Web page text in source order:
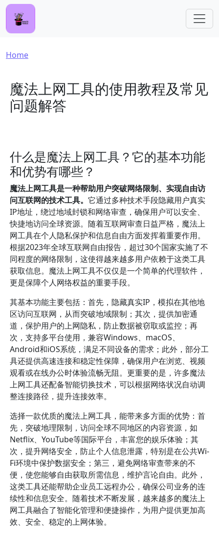
Skip to main content
Breadcrumb
Home
魔法上网工具的使用教程及常见
问题解答
什么是魔法上网工具？它的基本功能
和优势有哪些？
魔法上网工具是一种帮助用户突破网络限制、实现自由访
问互联网的技术工具。 它通过多种技术手段隐藏用户真实
IP地址，绕过地域封锁和网络审查，确保用户可以安全、
快捷地访问全球资源。随着互联网审查日益严格，魔法上
网工具在个人隐私保护和信息自由方面发挥着重要作用。
根据2023年全球互联网自由报告，超过30个国家实施了不
同程度的网络限制，这使得越来越多用户依赖于这类工具
获取信息。魔法上网工具不仅仅是一个简单的代理软件，
更是保障个人网络权益的重要手段。
其基本功能主要包括：首先，隐藏真实IP，模拟在其他地
区访问互联网，从而突破地域限制；其次，提供加密通
道，保护用户的上网隐私，防止数据被窃取或监控；再
次，支持多平台使用，兼容Windows、macOS、
Android和iOS系统，满足不同设备的需求；此外，部分工
具还提供高速连接和稳定性保障，确保用户在浏览、视频
观看或在线办公时体验流畅无阻。更重要的是，许多魔法
上网工具还配备智能切换技术，可以根据网络状况自动调
整连接路径，提升连接效率。
选择一款优质的魔法上网工具，能带来多方面的优势：首
先，突破地理限制，访问全球不同地区的内容资源，如
Netflix、YouTube等国际平台，丰富您的娱乐体验；其
次，提升网络安全，防止个人信息泄露，特别是在公共Wi-
Fi环境中保护数据安全；第三，避免网络审查带来的不
便，使您能够自由获取所需信息，维护言论自由。此外，
这类工具还能帮助企业员工远程办公，确保公司业务的连
续性和信息安全。随着技术不断发展，越来越多的魔法上
网工具融合了智能化管理和便捷操作，为用户提供更加高
效、安全、稳定的上网体验。